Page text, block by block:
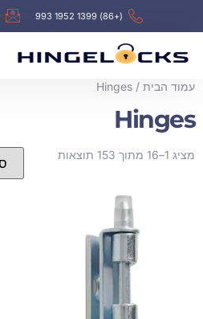
(+86) 1399 1952 993
עמוד הבית / Hinges
Hinges
מציג 1–16 מתוך 153 תוצאות